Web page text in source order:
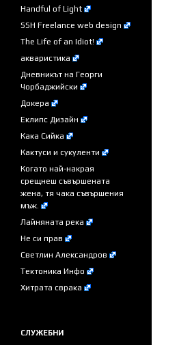
Handful of Light
SSH Freelance web design
The Life of an Idiot!
акваристика
Дневникът на Георги
Чорбаджийски
Докера
Еклипс Дизайн
Кака Сийка
Кактуси и сукуленти
Когато най-накрая
срещнеш съвършената
жена, тя чака съвършения
мъж.
Лайняната река
Не си прав
Светлин Александров
Тектоника Инфо
Хитрата сврака
СЛУЖЕБНИ